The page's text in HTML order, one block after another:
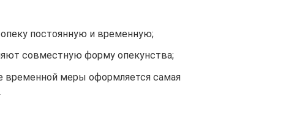
постоянную и временную;
совместную форму опекунства;
временной меры оформляется самая